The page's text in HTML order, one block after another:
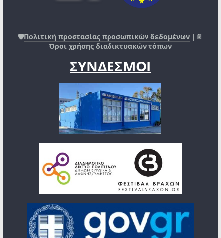
🛡️Πολιτική προστασίας προσωπικών δεδομένων |📄
Όροι χρήσης διαδικτυακών τόπων
ΣΥΝΔΕΣΜΟΙ